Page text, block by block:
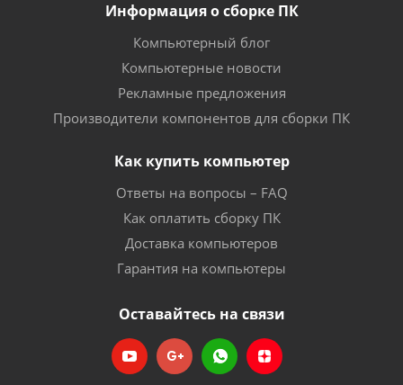
Информация о сборке ПК
Компьютерный блог
Компьютерные новости
Рекламные предложения
Производители компонентов для сборки ПК
Как купить компьютер
Ответы на вопросы – FAQ
Как оплатить сборку ПК
Доставка компьютеров
Гарантия на компьютеры
Оставайтесь на связи